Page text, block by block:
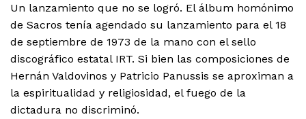
Un lanzamiento que no se logró. El álbum homónimo
de Sacros tenía agendado su lanzamiento para el 18
de septiembre de 1973 de la mano con el sello
discográfico estatal IRT. Si bien las composiciones de
Hernán Valdovinos y Patricio Panussis se aproximan a
la espiritualidad y religiosidad, el fuego de la
dictadura no discriminó.